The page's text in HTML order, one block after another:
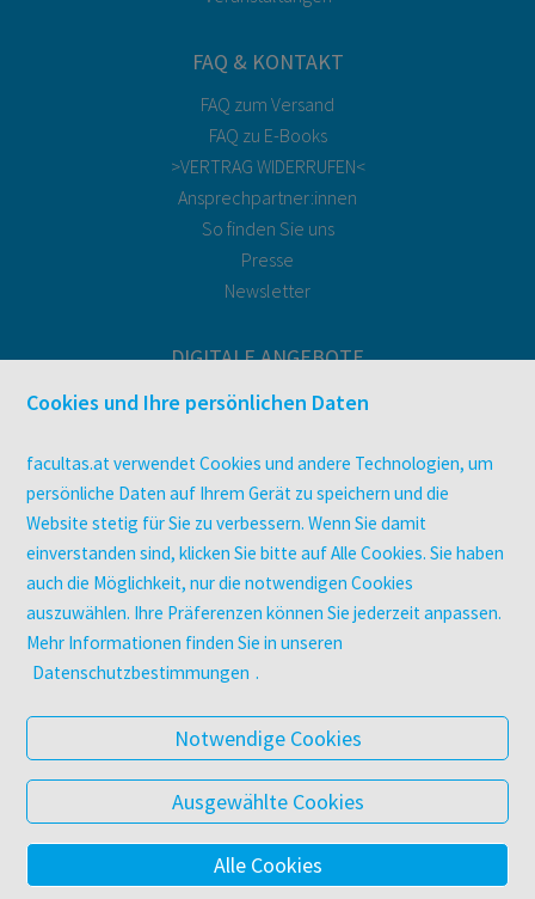
FAQ & KONTAKT
FAQ zum Versand
FAQ zu E-Books
>VERTRAG WIDERRUFEN<
Ansprechpartner:innen
So finden Sie uns
Presse
Newsletter
DIGITALE ANGEBOTE
Überblick
utb elibrary
E-Books
facultas Club
UNTERNEHMEN
Über facultas
Datenschutz & Cookies
AGB
Barrierefreiheit
© 2025 Facultas Verlags- und Buchhandels AG
Cookies und Ihre persönlichen Daten
facultas.at verwendet Cookies und andere Technologien, um
persönliche Daten auf Ihrem Gerät zu speichern und die
Website stetig für Sie zu verbessern. Wenn Sie damit
einverstanden sind, klicken Sie bitte auf Alle Cookies. Sie haben
auch die Möglichkeit, nur die notwendigen Cookies
auszuwählen. Ihre Präferenzen können Sie jederzeit anpassen.
Mehr Informationen finden Sie in unseren
Datenschutzbestimmungen .
Notwendige Cookies
Ausgewählte Cookies
Alle Cookies